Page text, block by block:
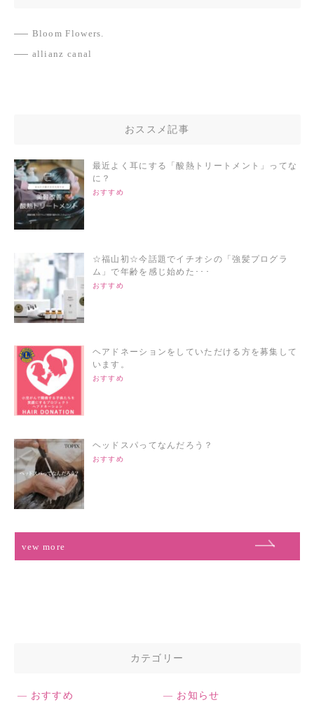
Bloom Flowers.
allianz canal
おススメ記事
最近よく耳にする「酸熱トリートメント」ってな
に？
おすすめ
☆福山初☆今話題でイチオシの「強髪プログラ
ム」で年齢を感じ始めた･･･
おすすめ
ヘアドネーションをしていただける方を募集して
います。
おすすめ
ヘッドスパってなんだろう？
おすすめ
vew more
カテゴリー
おすすめ お知らせ